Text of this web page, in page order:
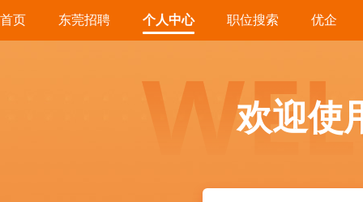
首页 东莞招聘 个人中心 职位搜索 优企
欢迎使